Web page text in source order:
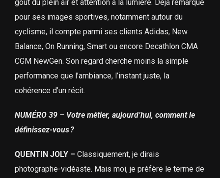
goût du plein air et attention à la lumière. Déjà remarqué
pour ses images sportives, notamment autour du
cyclisme, il compte parmi ses clients Adidas, New
Balance, On Running, Smart ou encore Decathlon CMA
CGM NewGen. Son regard cherche moins la simple
performance que l’ambiance, l’instant juste, la
cohérence d’un récit.
NUMÉRO 39 – Votre métier, aujourd’hui, comment le
définissez-vous ?
QUENTIN JOLY –Classiquement, je dirais
photographe-vidéaste. Mais moi, je préfère le terme de